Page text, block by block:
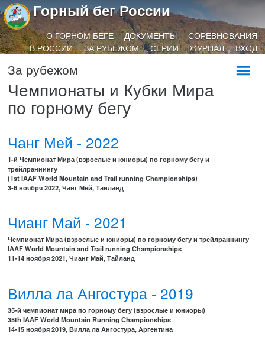
Горный бег России
О ГОРНОМ БЕГЕ ДОКУМЕНТЫ
СОРЕВНОВАНИЯ
В РОССИИ
ЗА РУБЕЖОМ СЕРИИ ЖУРНАЛ ВХОД
За рубежом
Чемпионаты и Кубки Мира
по горному бегу
Чанг Мей - 2022
1-й Чемпионат Мира (взрослые и юниоры) по горному бегу и
трейлраннингу
(1st IAAF World Mountain and Trail running Championships)
3-6 ноября 2022, Чанг Мей, Таиланд
Чианг Май - 2021
Чемпионат Мира (взрослые и юниоры) по горному бегу и трейлраннингу
IAAF World Mountain and Trail running Championships
11-14 ноября 2021, Чианг Май, Тайланд
Вилла ла Ангостура - 2019
35-й чемпионат мира по горному бегу (взрослые и юниоры)
35th IAAF World Mountain Running Championships
14-15 ноября 2019, Вилла ла Ангостура, Аргентина